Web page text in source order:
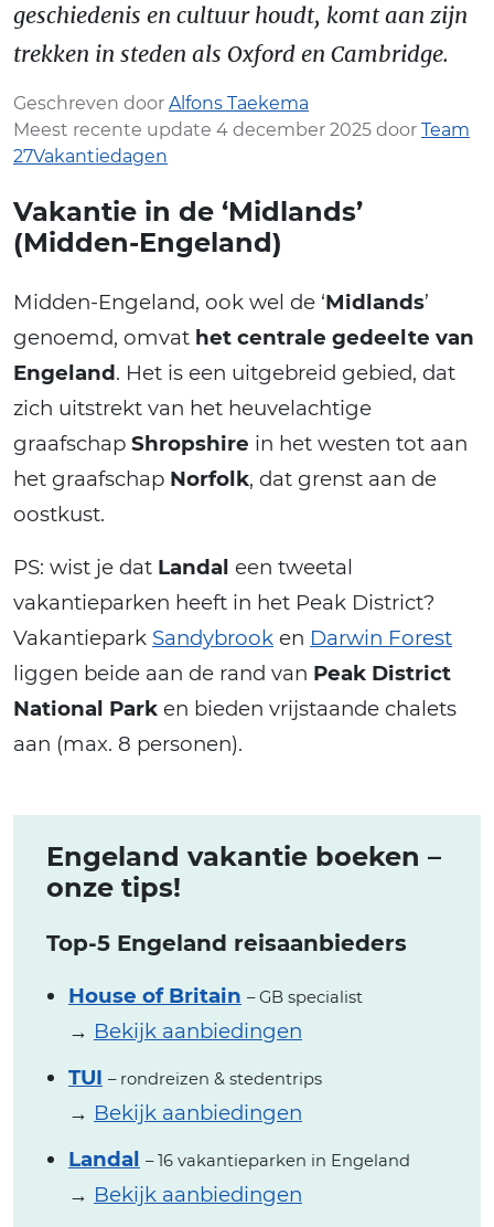
geschiedenis en cultuur houdt, komt aan zijn
trekken in steden als Oxford en Cambridge.
Geschreven door Alfons Taekema
Meest recente update 4 december 2025 door Team
27Vakantiedagen
Vakantie in de ‘Midlands’
(Midden-Engeland)
Midden-Engeland, ook wel de ‘Midlands’
genoemd, omvat het centrale gedeelte van
Engeland. Het is een uitgebreid gebied, dat
zich uitstrekt van het heuvelachtige
graafschap Shropshire in het westen tot aan
het graafschap Norfolk, dat grenst aan de
oostkust.
PS: wist je dat Landal een tweetal
vakantieparken heeft in het Peak District?
Vakantiepark Sandybrook en Darwin Forest
liggen beide aan de rand van Peak District
National Park en bieden vrijstaande chalets
aan (max. 8 personen).
Engeland vakantie boeken –
onze tips!
Top-5 Engeland reisaanbieders
House of Britain – GB specialist
→ Bekijk aanbiedingen
TUI – rondreizen & stedentrips
→ Bekijk aanbiedingen
Landal – 16 vakantieparken in Engeland
→ Bekijk aanbiedingen